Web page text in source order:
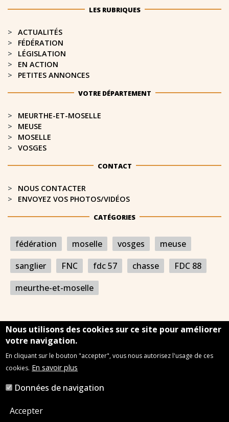
LES RUBRIQUES
ACTUALITÉS
FÉDÉRATION
LÉGISLATION
EN ACTION
PETITES ANNONCES
VOTRE DÉPARTEMENT
MEURTHE-ET-MOSELLE​
MEUSE
MOSELLE
VOSGES
CONTACT
NOUS CONTACTER
ENVOYEZ VOS PHOTOS/VIDÉOS
CATÉGORIES
fédération moselle vosges
meuse
sanglier
FNC fdc 57 chasse
FDC 88
meurthe-et-moselle
Mentions légales
Nous utilisons des cookies sur ce site pour améliorer
votre navigation.
En cliquant sur le bouton "accepter", vous nous autorisez l'usage de ces
cookies. En savoir plus
Données de navigation
Accepter